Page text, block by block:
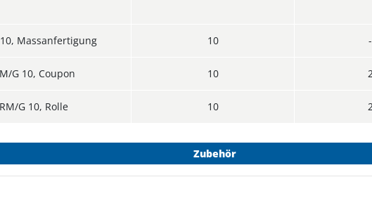
Massanfertigung 10 -
G 10, Coupon 10
G 10, Rolle 10
Zubehör